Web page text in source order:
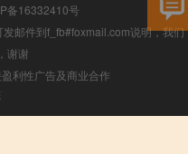
备16332410号
邮件到f_fb#foxmail.com说明，我们
谢谢
利性广告及商业合作